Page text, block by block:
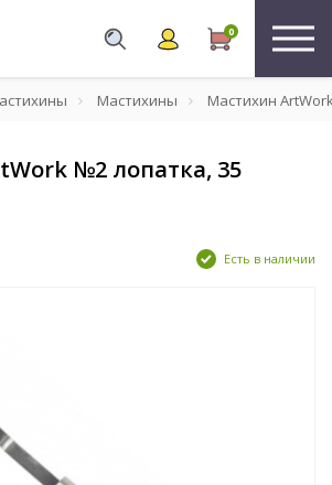
0
Мастихины Мастихин
№2 лопатка, 35
Есть в наличии